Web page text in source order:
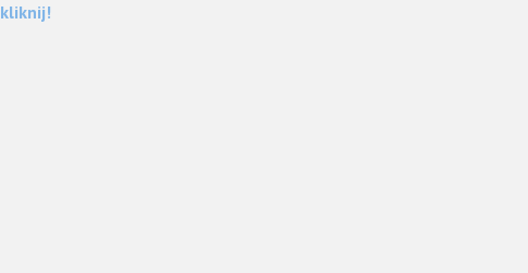
kliknij!